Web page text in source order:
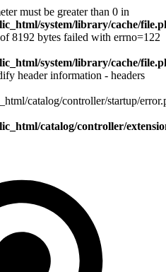
must be greater than 0 in
system/library/cache/
8192 bytes failed with errno=122
system/library/cache/
header information - headers
catalog/controller/startup/
catalog/controller/